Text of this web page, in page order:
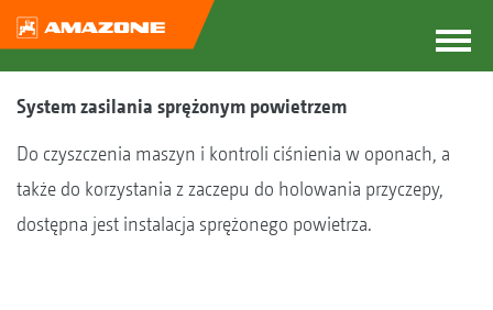
System zasilania sprężonym powietrzem
Do czyszczenia maszyn i kontroli ciśnienia w oponach, a
także do korzystania z zaczepu do holowania przyczepy,
dostępna jest instalacja sprężonego powietrza.